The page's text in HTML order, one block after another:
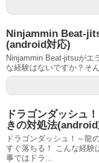
Ninjammin Beat-
(android対応)
Ninjammin Beat-jitsuがエ
な経験はないですか？そ
ドラゴンダッシュ
きの対処法
ドラゴンダッシュ！～龍
すぐ落ちる！ こんな経験
事ではドラ...